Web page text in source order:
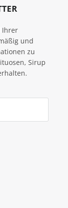
Ihrer
und
zu
Sirup